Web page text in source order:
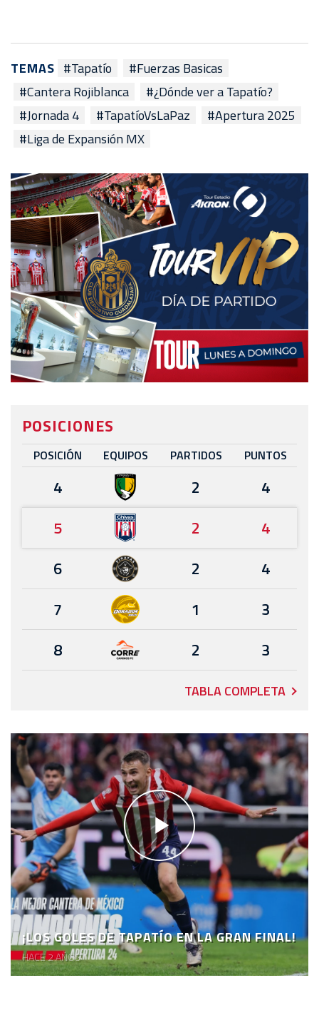
TEMAS #Tapatío
#Fuerzas Basicas
#Cantera Rojiblanca
#¿Dónde ver a Tapatío?
#Jornada 4
#TapatíoVsLaPaz
#Apertura 2025
#Liga de Expansión MX
POSICIONES
POSICIÓN EQUIPOS PARTIDOS PUNTOS
4 2
4
5
2
4
6
2
4
7
1
3
8
2 3
TABLA COMPLETA
¡LOS GOLES DE TAPATÍO EN LA GRAN FINAL!
HACE 2 AÑOS